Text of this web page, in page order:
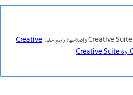
Creative
.